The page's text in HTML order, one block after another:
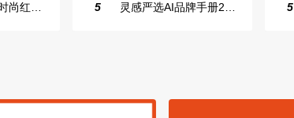
2025抖音电商时尚红人之书 5 灵感严选AI品牌手册2025_9.0（下载原件更清晰） 5